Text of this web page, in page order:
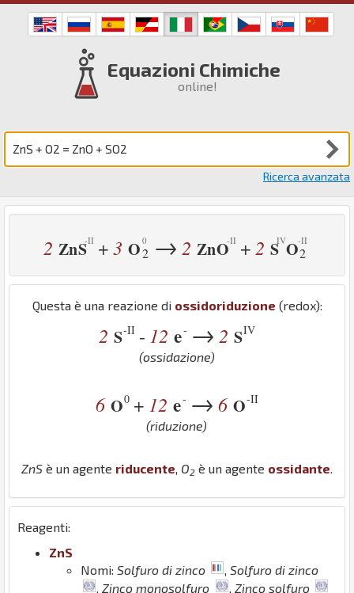
Equazioni Chimiche
online!
Ricerca avanzata
2 ZnS +3 O2 → 2 ZnO + 2 S O2
Questa è una reazione di ossidoriduzione (redox):
2 S-II - 12 e- → 2 SIV
(ossidazione)
6 O0 + 12 e- → 6 O-II
(riduzione)
ZnS è un agente riducente O2 è un agente ossidante
Reagenti:
ZnS
Nomi: Solfuro di zinco
Solfuro di zinco
Zinco monosolfuro
Zinco solfuro